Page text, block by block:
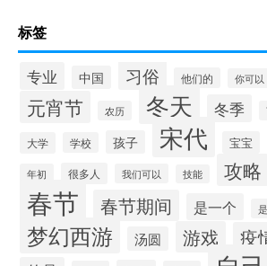
标签
专业 中国 习俗 他们的 你可以
元宵节 农历 冬天 冬季
大学 学校 孩子 宋代 宝宝
年初 很多人 我们可以 技能 攻略
春节 春节期间 是一个
梦幻西游 汤圆 游戏 疫